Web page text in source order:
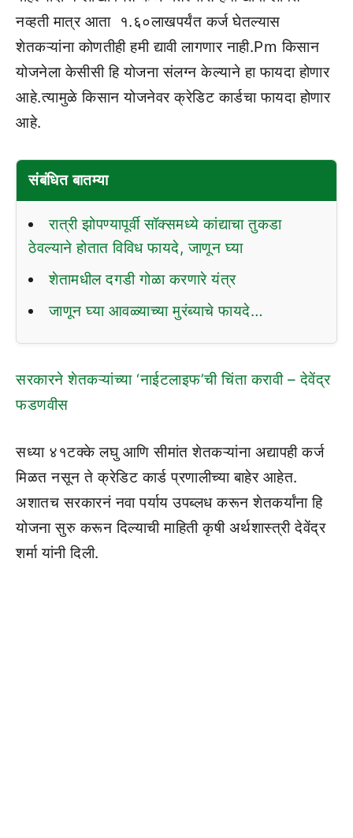
नव्हती मात्र आता १.६०लाखपर्यंत कर्ज घेतल्यास
शेतकऱ्यांना कोणतीही हमी द्यावी लागणार नाही.Pm किसान
योजनेला केसीसी हि योजना संलग्न केल्याने हा फायदा होणार
आहे.त्यामुळे किसान योजनेवर क्रेडिट कार्डचा फायदा होणार
आहे.
संबंधित बातम्या
रात्री झोपण्यापूर्वी सॉक्समध्ये कांद्याचा तुकडा
ठेवल्याने होतात विविध फायदे, जाणून घ्या
शेतामधील दगडी गोळा करणारे यंत्र
जाणून घ्या आवळ्याच्या मुरंब्याचे फायदे…
सरकारने शेतकऱ्यांच्या ‘नाईटलाइफ’ची चिंता करावी – देवेंद्र
फडणवीस
सध्या ४१टक्के लघु आणि सीमांत शेतकऱ्यांना अद्यापही कर्ज
मिळत नसून ते क्रेडिट कार्ड प्रणालीच्या बाहेर आहेत.
अशातच सरकारनं नवा पर्याय उपब्लध करून शेतकर्यांना हि
योजना सुरु करून दिल्याची माहिती कृषी अर्थशास्त्री देवेंद्र
शर्मा यांनी दिली.